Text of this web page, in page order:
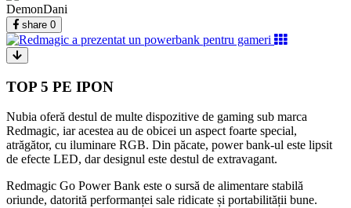
DemonDani
share 0
TOP 5 PE IPON
Nubia oferă destul de multe dispozitive de gaming sub marca
Redmagic, iar acestea au de obicei un aspect foarte special,
atrăgător, cu iluminare RGB. Din păcate, power bank-ul este lipsit
de efecte LED, dar designul este destul de extravagant.
Redmagic Go Power Bank este o sursă de alimentare stabilă
oriunde, datorită performanței sale ridicate și portabilității bune.